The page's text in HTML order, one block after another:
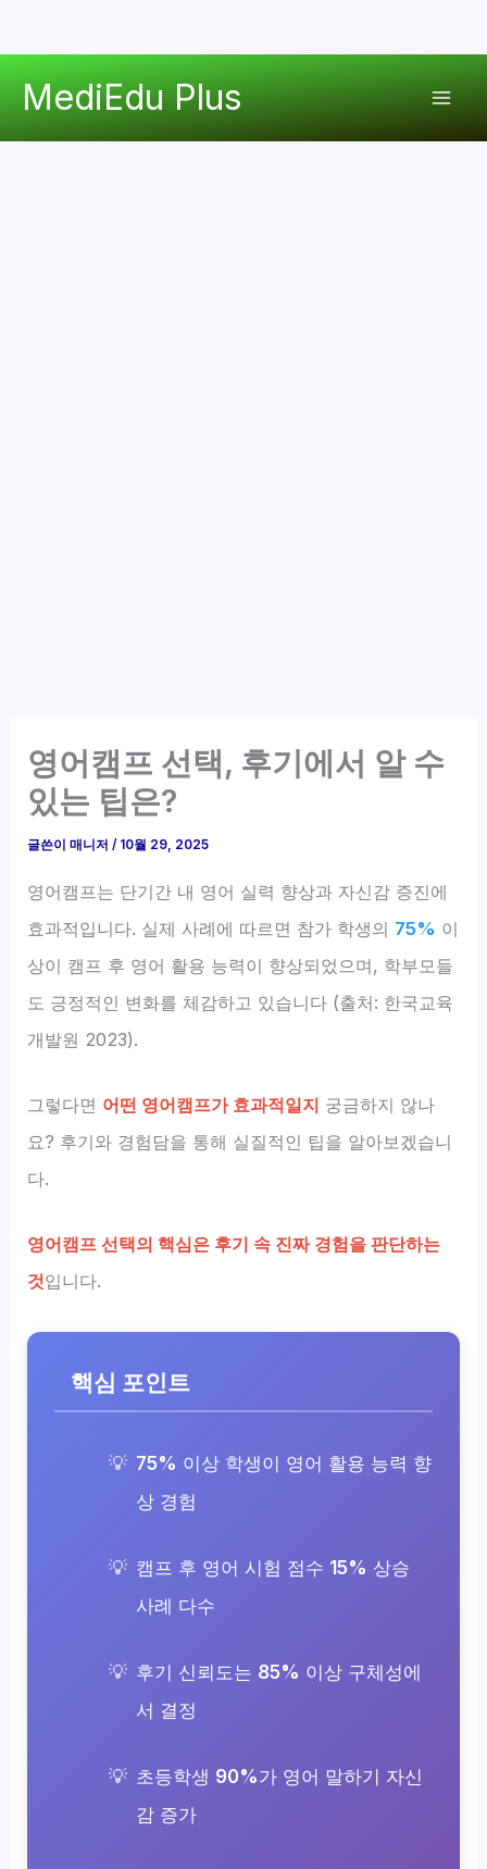
MediEdu Plus
영어캠프 선택, 후기에서 알 수
있는 팁은?
글쓴이매니저/ 10월 29, 2025
영어캠프는 단기간 내 영어 실력 향상과 자신감 증진에
효과적입니다. 실제 사례에 따르면 참가 학생의 75% 이
상이 캠프 후 영어 활용 능력이 향상되었으며, 학부모들
도 긍정적인 변화를 체감하고 있습니다 (출처: 한국교육
개발원 2023).
그렇다면 어떤 영어캠프가 효과적일지 궁금하지 않나
요? 후기와 경험담을 통해 실질적인 팁을 알아보겠습니
다.
영어캠프 선택의 핵심은 후기 속 진짜 경험을 판단하는
것입니다.
핵심 포인트
75% 이상 학생이 영어 활용 능력 향
상 경험
캠프 후 영어 시험 점수 15% 상승
사례 다수
후기 신뢰도는 85% 이상 구체성에
서 결정
초등학생 90%가 영어 말하기 자신
감 증가